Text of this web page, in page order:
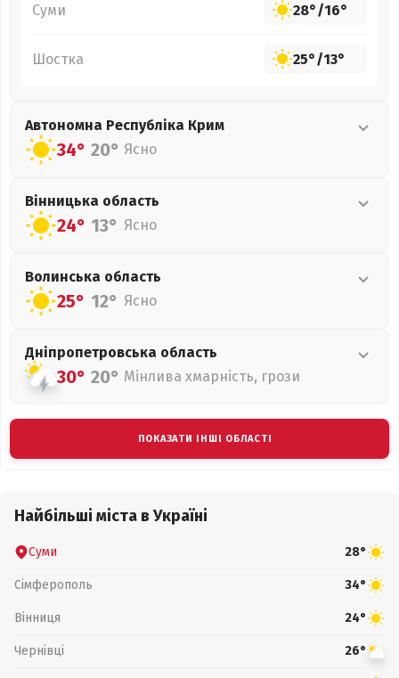
Суми 28°/16°
Шостка 25°/13°
Автономна Республіка Крим
34° 20° Ясно
Вінницька область
24° 13° Ясно
Волинська область
25° 12° Ясно
Дніпропетровська область
30° 20° Мінлива хмарність, грози
ПОКАЗАТИ ІНШІ ОБЛАСТІ
Найбільші міста в Україні
Суми 28°
Сімферополь 34°
Вінниця 24°
Чернівці 26°